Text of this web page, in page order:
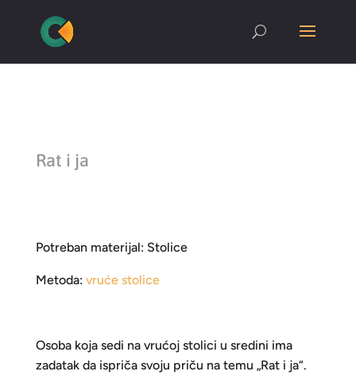
Rat i ja
Potreban materijal: Stolice
Metoda: vruće stolice
Osoba koja sedi na vrućoj stolici u sredini ima
zadatak da ispriča svoju priču na temu „Rat i ja“.